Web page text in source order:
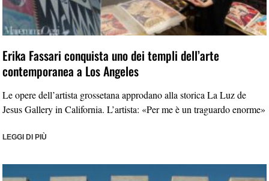
Erika Fassari conquista uno dei templi dell’arte
contemporanea a Los Angeles
Le opere dell’artista grossetana approdano alla storica La Luz de
Jesus Gallery in California. L’artista: «Per me è un traguardo enorme»
LEGGI DI PIÙ